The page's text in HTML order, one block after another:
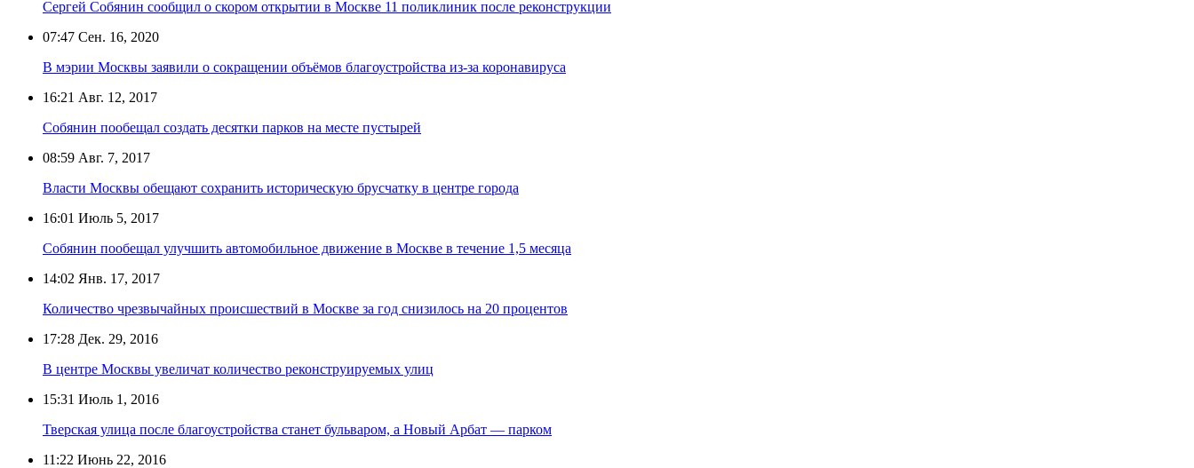
Сергей Собянин сообщил о скором открытии в Москве 11 поликлиник после реконструкции
07:47 Сен. 16, 2020
В мэрии Москвы заявили о сокращении объёмов благоустройства из-за коронавируса
16:21 Авг. 12, 2017
Собянин пообещал создать десятки парков на месте пустырей
08:59 Авг. 7, 2017
Власти Москвы обещают сохранить историческую брусчатку в центре города
16:01 Июль 5, 2017
Собянин пообещал улучшить автомобильное движение в Москве в течение 1,5 месяца
14:02 Янв. 17, 2017
Количество чрезвычайных происшествий в Москве за год снизилось на 20 процентов
17:28 Дек. 29, 2016
В центре Москвы увеличат количество реконструируемых улиц
15:31 Июль 1, 2016
Тверская улица после благоустройства станет бульваром, а Новый Арбат — парком
11:22 Июнь 22, 2016